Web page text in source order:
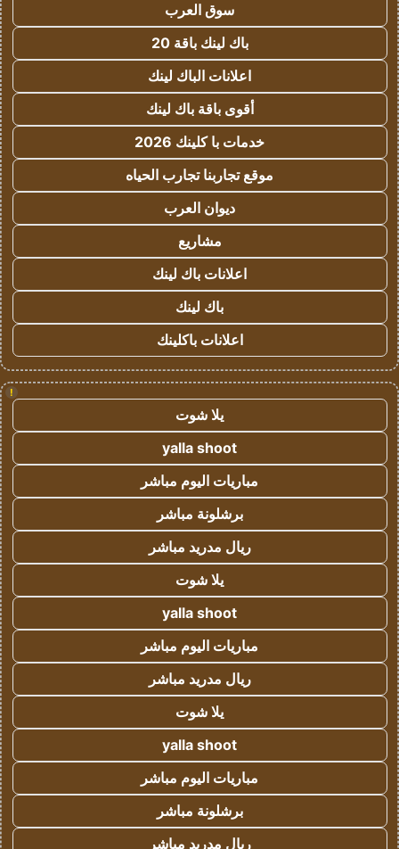
سوق العرب
باك لينك باقة 20
اعلانات الباك لينك
أقوى باقة باك لينك
خدمات با كلينك 2026
موقع تجاربنا تجارب الحياه
ديوان العرب
مشاريع
اعلانات باك لينك
باك لينك
اعلانات باكلينك
!
يلا شوت
yalla shoot
مباريات اليوم مباشر
برشلونة مباشر
ريال مدريد مباشر
يلا شوت
yalla shoot
مباريات اليوم مباشر
ريال مدريد مباشر
يلا شوت
yalla shoot
مباريات اليوم مباشر
برشلونة مباشر
ريال مدريد مباشر